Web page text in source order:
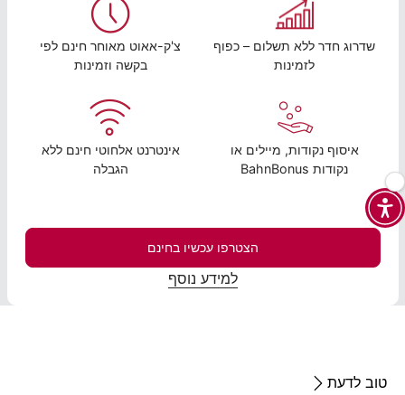
שדרוג חדר ללא תשלום – כפוף
לזמינות
צ'ק-אאוט מאוחר חינם לפי
בקשה וזמינות
איסוף נקודות, מיילים או
נקודות BahnBonus
אינטרנט אלחוטי חינם ללא
הגבלה
הצטרפו עכשיו בחינם
למידע נוסף
טוב לדעת